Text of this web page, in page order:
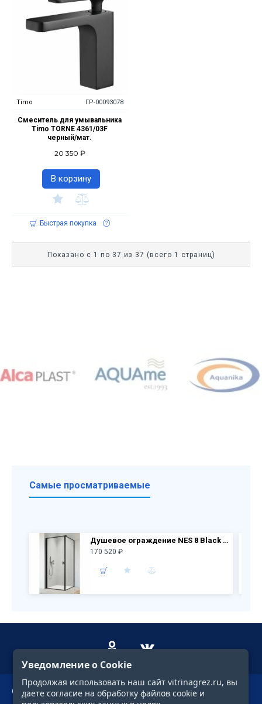
Timo ГР-00093078
Смеситель для умывальника
Timo TORNE 4361/03F
черный/мат.
20 350 ₽
В корзину
Быстрая покупка
Показано с 1 по 37 из 37 (всего 1 страниц)
Самые просматриваемые
Душевое ограждение NES 8 Black KDJ I Frame дверь 10022090-54-56L + бок.перегородка 10039090-54-56
170 520 ₽
О компании
Уведомление о Cookie
Продолжая использовать наш сайт vitrinagrez.ru, вы
даете согласие на обработку файлов cookie и